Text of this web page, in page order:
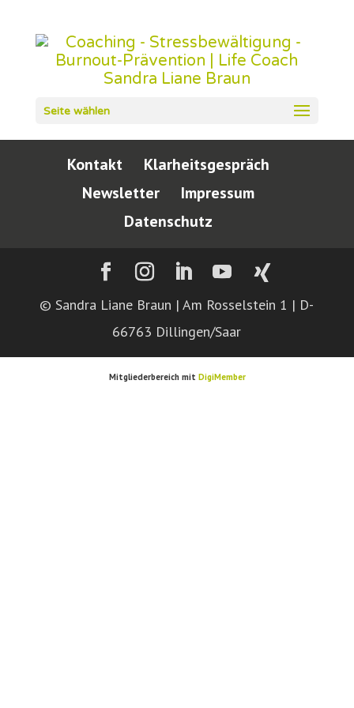
Seite wählen
Kontakt
Klarheitsgespräch
Newsletter
Impressum
Datenschutz
© Sandra Liane Braun | Am Rosselstein 1 | D-
66763 Dillingen/Saar
Mitgliederbereich mit DigiMember